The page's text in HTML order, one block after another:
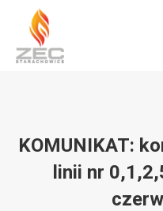
KOMUNIKAT:
linii nr